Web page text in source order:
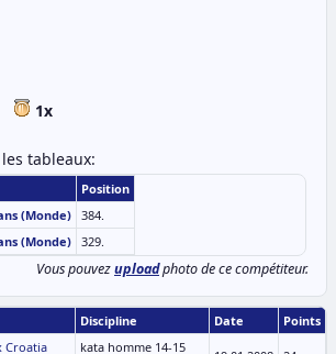
1x
tableaux:
Position
(Monde) 384.
(Monde) 329.
Vous pouvezuploadphoto de ce compétiteur.
Discipline Date Points
Croatia
kata homme 14-15